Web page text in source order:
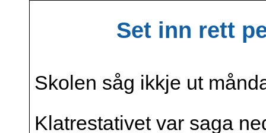
Set inn rett
Skolen såg ikkje ut
Klatrestativet var saga